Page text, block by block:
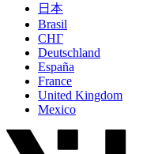
日本
Brasil
СНГ
Deutschland
España
France
United Kingdom
Mexico